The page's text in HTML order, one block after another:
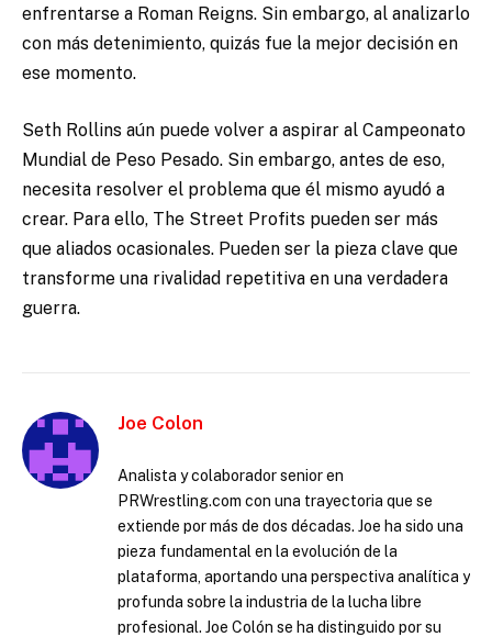
enfrentarse a Roman Reigns. Sin embargo, al analizarlo
con más detenimiento, quizás fue la mejor decisión en
ese momento.
Seth Rollins aún puede volver a aspirar al Campeonato
Mundial de Peso Pesado. Sin embargo, antes de eso,
necesita resolver el problema que él mismo ayudó a
crear. Para ello, The Street Profits pueden ser más
que aliados ocasionales. Pueden ser la pieza clave que
transforme una rivalidad repetitiva en una verdadera
guerra.
Joe Colon
Analista y colaborador senior en
PRWrestling.com con una trayectoria que se
extiende por más de dos décadas. Joe ha sido una
pieza fundamental en la evolución de la
plataforma, aportando una perspectiva analítica y
profunda sobre la industria de la lucha libre
profesional. Joe Colón se ha distinguido por su